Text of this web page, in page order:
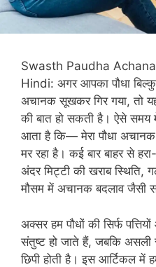
Swasth Paudha
Hindi: अगर आपका पौधा
अचानक सूखकर गिर गया, तो यह
की बात हो सकती है। ऐसे
आता है कि— मेरा पौधा अचानक
मर रहा है। कई बार बाहर से
अंदर मिट्टी की खराब स्थिति,
मौसम में अचानक बदलाव जैसी
अक्सर हम पौधों की सिर्फ
संतुष्ट हो जाते हैं, जबकि
छिपी होती है। इस आर्टिकल में